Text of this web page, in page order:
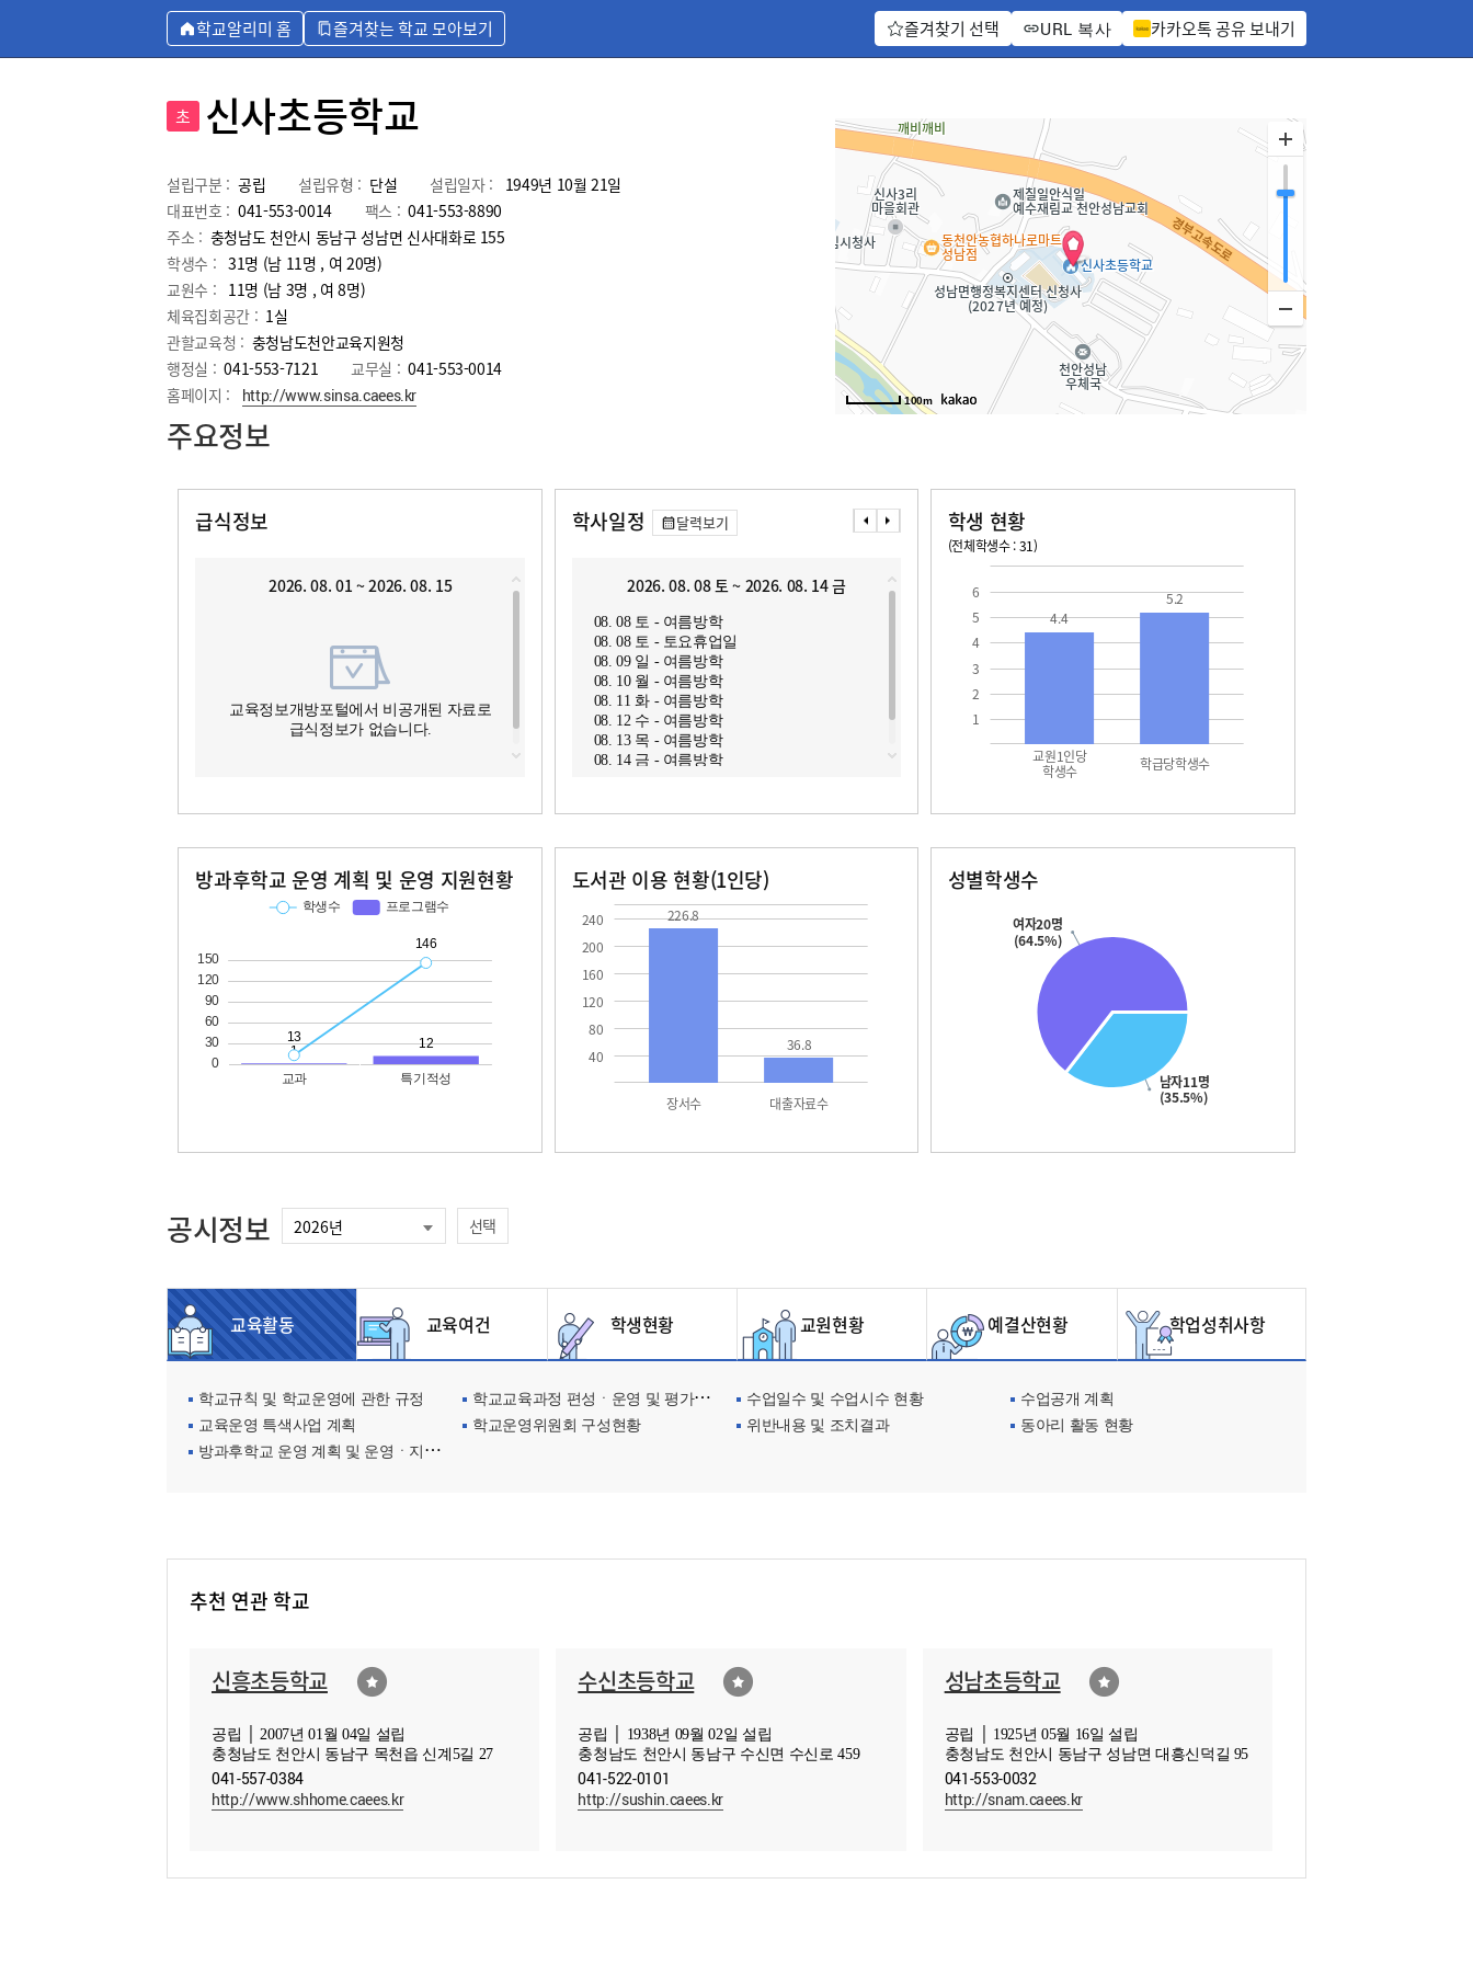
학교알리미 홈 즐겨찾는 학교 모아보기 즐겨찾기 선택 URL 복사 카카오톡 공유 보내기
초 신사초등학교
설립구분 : 공립 설립유형 : 단설 설립일자 :
1949년 10월 21일
대표번호 : 041-553-0014 팩스 : 041-553-8890
주소 : 충청남도 천안시 동남구 성남면 신사대화로 155
학생수 : 31명 (남 11명 , 여 20명)
교원수 : 11명 (남 3명 , 여8명)
체육집회공간 : 1실
관할교육청 : 충청남도천안교육지원청
행정실 : 041-553-7121 교무실 : 041-553-0014
홈페이지 :
http://www.sinsa.caees.kr 100m
주요정보
급식정보
2026. 08. 01 ~ 2026. 08. 15
교육정보개방포털에서 비공개된 자료로
급식정보가 없습니다.
학사일정 달력보기
2026. 08. 08 토 ~ 2026. 08. 14 금
08. 08 토 - 여름방학
08. 08 토 - 토요휴업일
08. 09 일 - 여름방학
08. 10 월 - 여름방학
08. 11 화 - 여름방학
08. 12 수 - 여름방학
08. 13 목 - 여름방학
08. 14 금 - 여름방학
2026. 08. 15 토 ~ 2026. 08. 21 금
08. 15 토 - 여름방학
08. 15 토 - 광복절
08. 16 일 - 여름방학
08. 17 월 - 대체공휴일
08. 18 화 - 여름방학
08. 19 수 - 2학기 개학식
학생 현황
(전체학생수 : 31)
1
2
3
4
5
6
교원1인당
학생수 학급당학생수
4.4
5.2
방과후학교 운영 계획 및 운영 지원현황 도서관 이용 현황(1인당)
40
80
120
160
200
240
장서수 대출자료수
226.8
36.8
성별학생수
남자11명
(35.5%)
여자20명
(64.5%)
공시정보 선택
교육활동 교육여건 학생현황 교원현황 예결산현황 학업성취사항
학교규칙 및 학교운영에 관한 규정 학교교육과정 편성ㆍ운영 및 평가에 관한 사항 수업일수 및 수업시수 현황
수업공개 계획
교육운영 특색사업 계획
학교운영위원회 구성현황 위반내용 및 조치결과
동아리 활동 현황
방과후학교 운영 계획 및 운영ㆍ지원현황
추천 연관 학교
신흥초등학교
공립 │ 2007년 01월 04일 설립
충청남도 천안시 동남구 목천읍 신계5길 27
041-557-0384
http://www.shhome.caees.kr
수신초등학교
공립 │ 1938년 09월 02일 설립
충청남도 천안시 동남구 수신면 수신로 459
041-522-0101
http://sushin.caees.kr
성남초등학교
공립 │ 1925년 05월 16일 설립
충청남도 천안시 동남구 성남면 대흥신덕길 95
041-553-0032
http://snam.caees.kr